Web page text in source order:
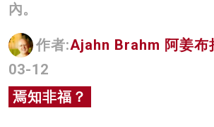
科技
影片
名家榜
內。
作者:Ajahn Brahm 阿姜布
03-12
焉知非福？